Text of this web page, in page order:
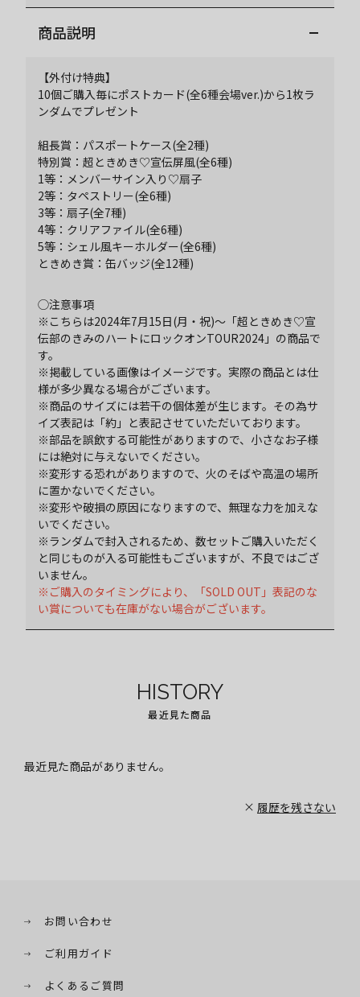
商品説明
【外付け特典】
10個ご購入毎にポストカード(全6種会場ver.)から1枚ラ
ンダムでプレゼント
組長賞：パスポートケース(全2種)
特別賞：超ときめき♡宣伝屏風(全6種)
1等：メンバーサイン入り♡扇子
2等：タペストリー(全6種)
3等：扇子(全7種)
4等：クリアファイル(全6種)
5等：シェル風キーホルダー(全6種)
ときめき賞：缶バッジ(全12種)
◯注意事項
※こちらは2024年7月15日(月・祝)～「超ときめき♡宣
伝部のきみのハートにロックオンTOUR2024」の商品で
す。
※掲載している画像はイメージです。実際の商品とは仕
様が多少異なる場合がございます。
※商品のサイズには若干の個体差が生じます。その為サ
イズ表記は「約」と表記させていただいております。
※部品を誤飲する可能性がありますので、小さなお子様
には絶対に与えないでください。
※変形する恐れがありますので、火のそばや高温の場所
に置かないでください。
※変形や破損の原因になりますので、無理な力を加えな
いでください。
※ランダムで封入されるため、数セットご購入いただく
と同じものが入る可能性もございますが、不良ではござ
いません。
※ご購入のタイミングにより、「SOLD OUT」表記のな
い賞についても在庫がない場合がございます。
HISTORY
最近見た商品
最近見た商品がありません。
履歴を残さない
お問い合わせ
ご利用ガイド
よくあるご質問